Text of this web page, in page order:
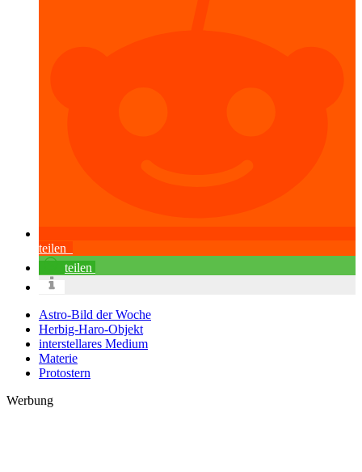
teilen
teilen
Astro-Bild der Woche
Herbig-Haro-Objekt
interstellares Medium
Materie
Protostern
Werbung